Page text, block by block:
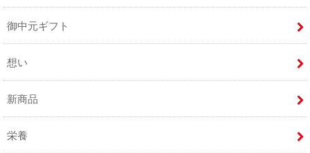
御中元ギフト
想い
新商品
栄養